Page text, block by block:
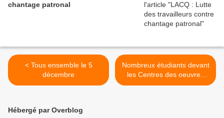
chantage patronal
< Tous ensemble le 5
décembre
Nombreux étudiants devant
les Centres des oeuvres
universitaires ce mardi, F.
Hébergé par Overblog